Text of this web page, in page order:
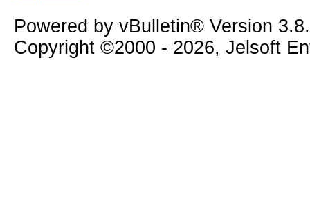
Powered by vBulletin® Version
Copyright ©2000 - 2026, Jelsoft